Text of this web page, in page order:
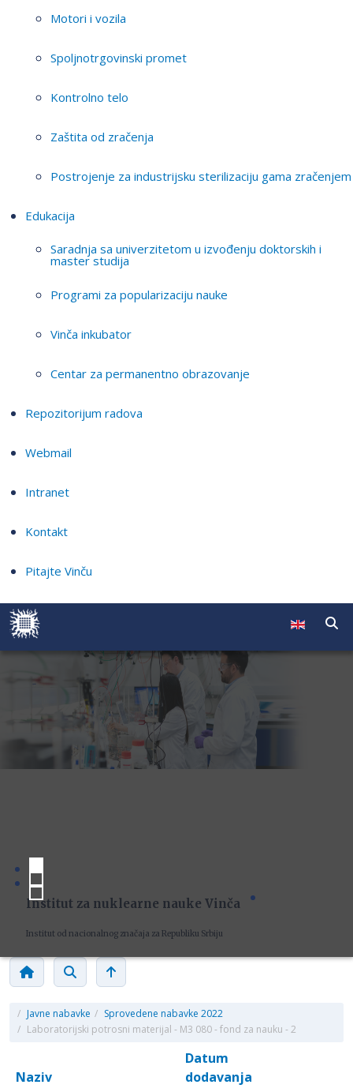
Motori i vozila
Spoljnotrgovinski promet
Kontrolno telo
Zaštita od zračenja
Postrojenje za industrijsku sterilizaciju gama zračenjem
Edukacija
Saradnja sa univerzitetom u izvođenju doktorskih i
master studija
Programi za popularizaciju nauke
Vinča inkubator
Centar za permanentno obrazovanje
Repozitorijum radova
Webmail
Intranet
Kontakt
Pitajte Vinču
Institut za nuklearne nauke Vinča
Institut od nacionalnog značaja za Republiku Srbiju
/ Javne nabavke / Sprovedene nabavke 2022
/ Laboratorijski potrosni materijal - M3 080 - fond za nauku - 2
Naziv
Datum
dodavanja